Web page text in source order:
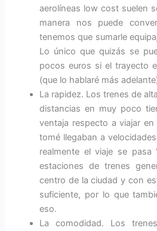
aerolíneas low cost suelen
manera nos puede
tenemos que sumarle
Lo único que quizás se
pocos euros si el trayecto
(que lo hablaré más
La rapidez. Los trenes de
distancias en muy poco
ventaja respecto a viajar
tomé llegaban a
realmente el viaje se pasa
estaciones de trenes
centro de la ciudad y con
suficiente, por lo que
eso.
La comodidad. Los